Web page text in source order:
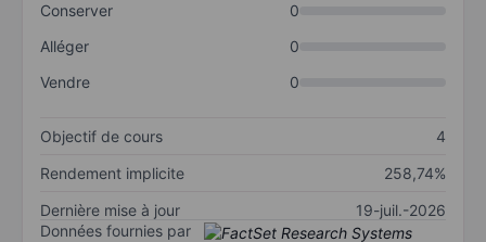
Conserver
0
Alléger
0
Vendre
0
Objectif de cours
4
Rendement implicite
258,74%
Dernière mise à jour
19-juil.-2026
Données fournies par